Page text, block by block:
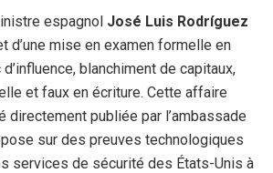
espagnol José Luis Rodríguez
d’une mise en examen formelle en
blanchiment de capitaux,
et faux en écriture. Cette affaire
directement publiée par l’ambassade
sur des preuves technologiques
services de sécurité des États-Unis à